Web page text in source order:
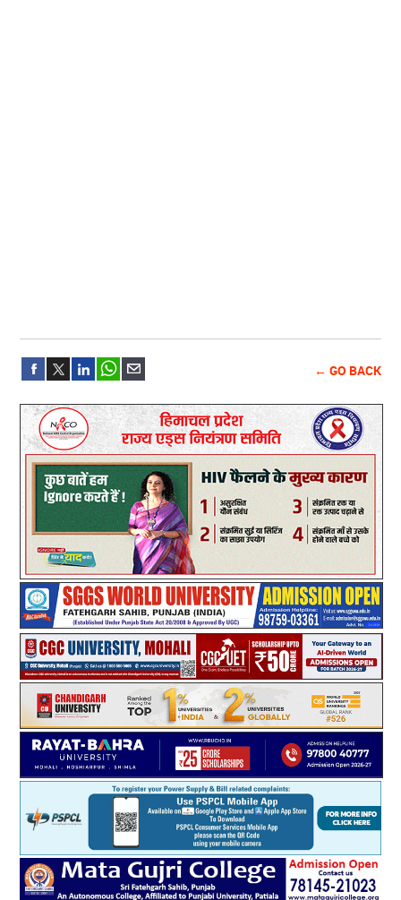
← GO BACK